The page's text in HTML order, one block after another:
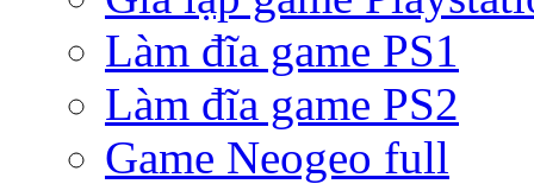
Làm đĩa game PS1
Làm đĩa game PS2
Game Neogeo full